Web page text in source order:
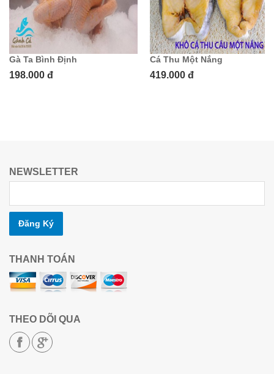
Gà Ta Bình Định
198.000 đ
Cá Thu Một Nắng
419.000 đ
NEWSLETTER
Đăng Ký
THANH TOÁN
THEO DÕI QUA